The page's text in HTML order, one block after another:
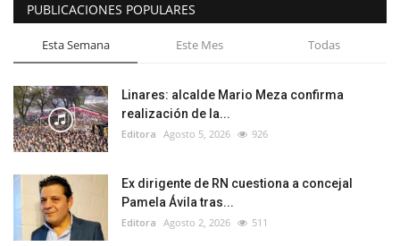
PUBLICACIONES POPULARES
Esta Semana Este Mes Todas
Linares: alcalde Mario Meza confirma
realización de la...
Editora Agosto 5, 2026 926
Ex dirigente de RN cuestiona a concejal
Pamela Ávila tras...
Editora Agosto 2, 2026 511